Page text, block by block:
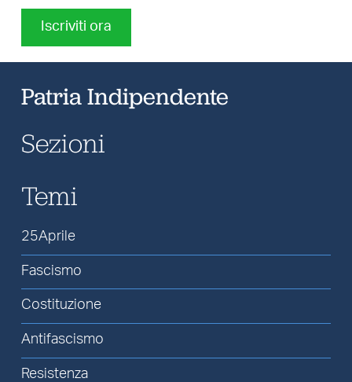
Iscriviti ora
Patria Indipendente
Sezioni
Temi
25Aprile
Fascismo
Costituzione
Antifascismo
Resistenza